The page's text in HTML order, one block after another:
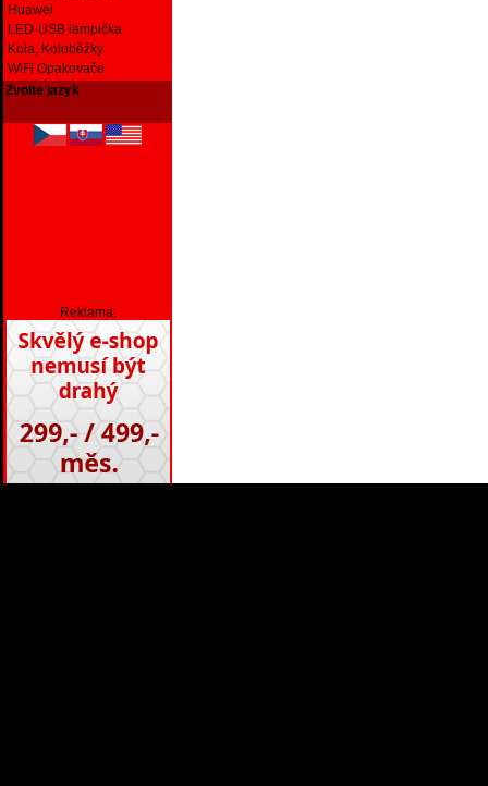
Huawei
LED-USB lampička
Kola, Koloběžky
WiFi Opakovače
Zvolte jazyk
Reklama: